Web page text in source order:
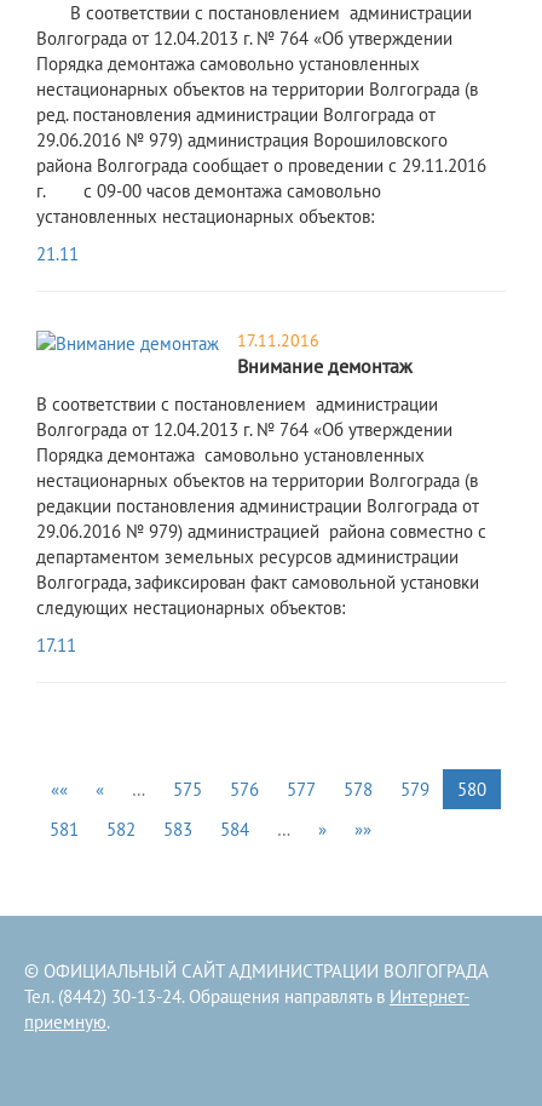
В соответствии с постановлением администрации
Волгограда от 12.04.2013 г. № 764 «Об утверждении
Порядка демонтажа самовольно установленных
нестационарных объектов на территории Волгограда (в
ред. постановления администрации Волгограда от
29.06.2016 № 979) администрация Ворошиловского
района Волгограда сообщает о проведении с 29.11.2016
г. с 09-00 часов демонтажа самовольно
установленных нестационарных объектов:
21.11
17.11.2016
Внимание демонтаж
В соответствии с постановлением администрации
Волгограда от 12.04.2013 г. № 764 «Об утверждении
Порядка демонтажа самовольно установленных
нестационарных объектов на территории Волгограда (в
редакции постановления администрации Волгограда от
29.06.2016 № 979) администрацией района совместно с
департаментом земельных ресурсов администрации
Волгограда, зафиксирован факт самовольной установки
следующих нестационарных объектов:
17.11
«« « … 575 576 577 578 579
580
581
582 583 584 … » »»
© ОФИЦИАЛЬНЫЙ САЙТ АДМИНИСТРАЦИИ ВОЛГОГРАДА
Тел. (8442) 30-13-24. Обращения направлять в Интернет-
приемную.